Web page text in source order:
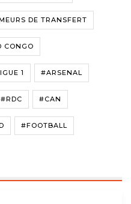
DE TRANSFERT
CONGO
1 #ARSENAL
#RDC #CAN
#FOOTBALL